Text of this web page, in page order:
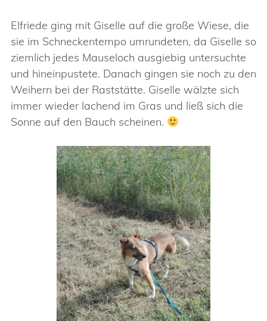
Elfriede ging mit Giselle auf die große Wiese, die
sie im Schneckentempo umrundeten, da Giselle so
ziemlich jedes Mauseloch ausgiebig untersuchte
und hineinpustete. Danach gingen sie noch zu den
Weihern bei der Raststätte. Giselle wälzte sich
immer wieder lachend im Gras und ließ sich die
Sonne auf den Bauch scheinen.